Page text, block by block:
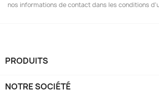
nos informations de contact dans les conditions
PRODUITS
NOTRE SOCIÉTÉ